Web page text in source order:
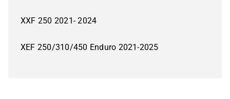
XXF 250 2021- 2024
XEF 250/310/450 Enduro 2021-2025